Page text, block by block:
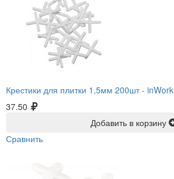
Крестики для плитки 1,5мм 200шт - inWork
37.50
Добавить в корзину
Сравнить